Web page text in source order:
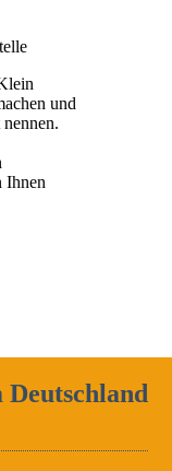
und
Ihnen